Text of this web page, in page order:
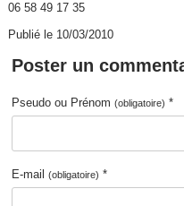
06 58 49 17 35
Publié le 10/03/2010
Poster un
Pseudo ou Prénom(obligatoire) *
E-mail(obligatoire) *